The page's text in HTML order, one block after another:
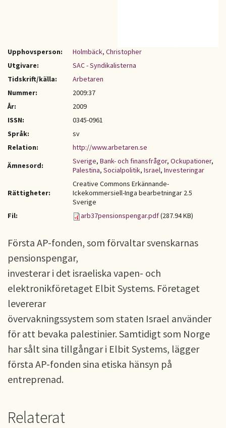
Upphovsperson:
Holmbäck, Christopher
Utgivare:
SAC - Syndikalisterna
Tidskrift/källa:
Arbetaren
Nummer:
2009:37
År:
2009
ISSN:
0345-0961
Språk:
sv
Relation:
http://www.arbetaren.se
Ämnesord:
Sverige, Bank- och finansfrågor, Ockupationer,
Palestina, Socialpolitik, Israel, Investeringar
Rättigheter:
Creative Commons Erkännande-
Ickekommersiell-Inga bearbetningar 2.5
Sverige
Fil:
arb37pensionspengar.pdf(287.94 KB)
Första AP-fonden, som förvaltar svenskarnas
pensionspengar,
investerar i det israeliska vapen- och
elektronikföretaget Elbit Systems. Företaget
levererar
övervakningssystem som staten Israel använder
för att bevaka palestinier. Samtidigt som Norge
har sålt sina tillgångar i Elbit Systems, lägger
första AP-fonden sina etiska hänsyn på
entreprenad.
Relaterat